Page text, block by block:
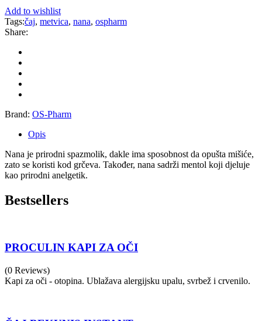
Add to wishlist
Tags:čaj, metvica, nana, ospharm
Share:
Brand: OS-Pharm
Opis
Nana je prirodni spazmolik, dakle ima sposobnost da opušta mišiće,
zato se koristi kod grčeva. Također, nana sadrži mentol koji djeluje
kao prirodni anelgetik.
Bestsellers
PROCULIN KAPI ZA OČI
(0 Reviews)
Kapi za oči - otopina. Ublažava alergijsku upalu, svrbež i crvenilo.